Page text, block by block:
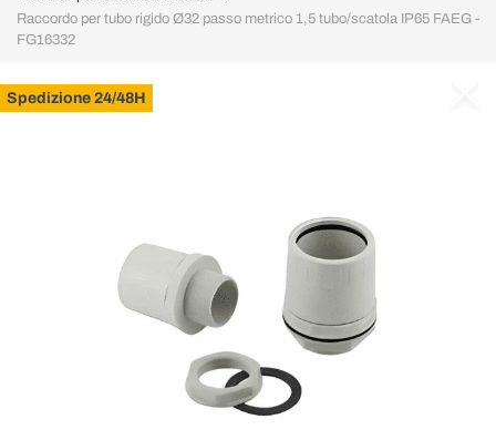
Raccordo per tubo rigido Ø32 passo metrico 1,5 tubo/scatola IP65 FAEG -
FG16332
Spedizione 24/48H